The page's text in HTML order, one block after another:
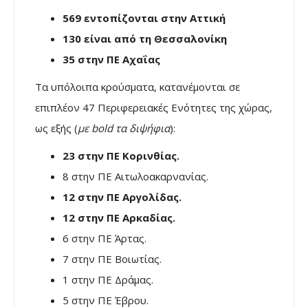
569 εντοπίζονται στην Αττική
130 είναι από τη Θεσσαλονίκη
35 στην ΠΕ Αχαΐας
Τα υπόλοιπα κρούσματα, κατανέμονται σε
επιπλέον 47 Περιφερειακές Ενότητες της χώρας,
ως εξής (με bold τα διψήφια):
23 στην ΠΕ Κορινθίας.
8 στην ΠΕ Αιτωλοακαρνανίας.
12 στην ΠΕ Αργολίδας.
12 στην ΠΕ Αρκαδίας.
6 στην ΠΕ Άρτας.
7 στην ΠΕ Βοιωτίας.
1 στην ΠΕ Δράμας.
5 στην ΠΕ Έβρου.